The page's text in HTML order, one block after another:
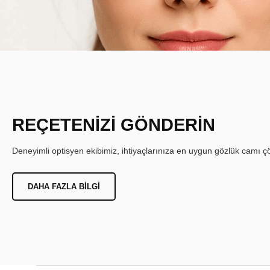
REÇETENİZİ GÖNDERİN
Deneyimli optisyen ekibimiz, ihtiyaçlarınıza en uygun gözlük camı
DAHA FAZLA BILGI